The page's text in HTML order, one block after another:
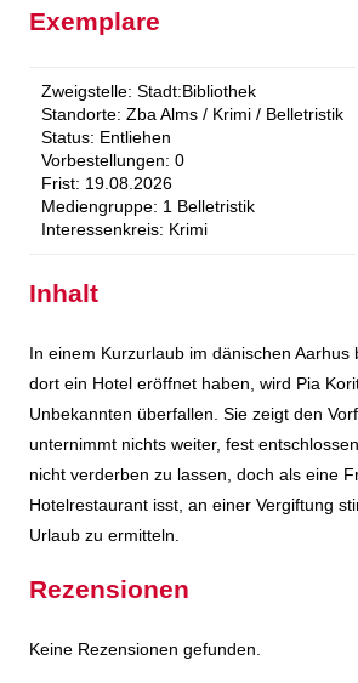
Exemplare
Zweigstelle: Stadt:Bibliothek
Standorte: Zba Alms / Krimi / Belletristik
Status: Entliehen
Vorbestellungen: 0
Frist: 19.08.2026
Mediengruppe: 1 Belletristik
Interessenkreis: Krimi
Inhalt
In einem Kurzurlaub im dänischen Aarhus
dort ein Hotel eröffnet haben, wird Pia
Unbekannten überfallen. Sie zeigt den
unternimmt nichts weiter, fest
nicht verderben zu lassen, doch als eine
Hotelrestaurant isst, an einer Vergiftung
Urlaub zu ermitteln.
Rezensionen
Keine Rezensionen gefunden.